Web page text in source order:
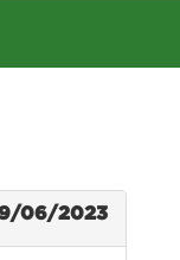
06/2023